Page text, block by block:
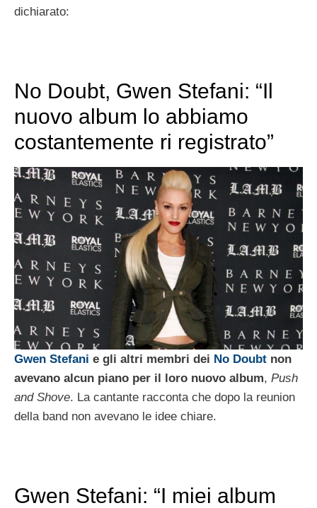
dichiarato:
No Doubt, Gwen Stefani: “Il
nuovo album lo abbiamo
costantemente ri registrato”
Gwen Stefani e gli altri membri dei No Doubt non
avevano alcun piano per il loro nuovo album, Push
and Shove. La cantante racconta che dopo la reunion
della band non avevano le idee chiare.
Gwen Stefani: “I miei album